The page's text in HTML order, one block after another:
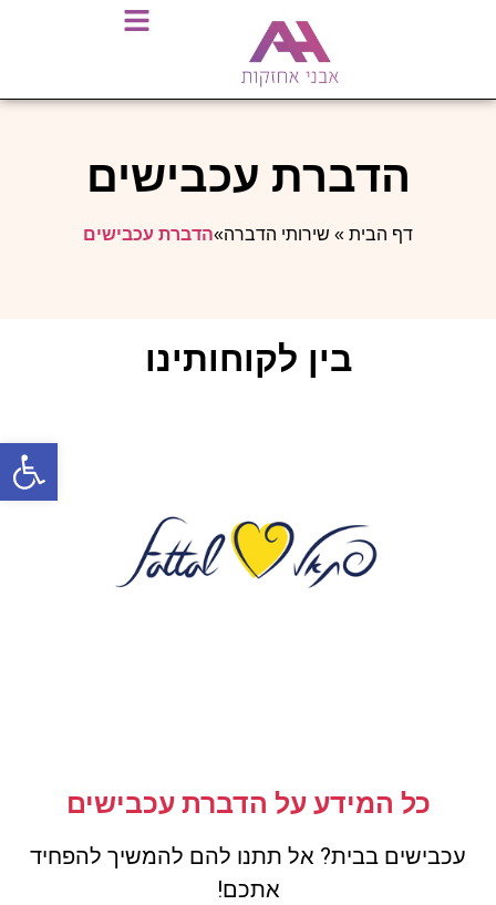
הדברת עכבישים
דף הבית » שירותי הדברה»הדברת עכבישים
בין לקוחותינו
כל המידע על הדברת עכבישים
עכבישים בבית? אל תתנו להם להמשיך להפחיד
אתכם!
פתח